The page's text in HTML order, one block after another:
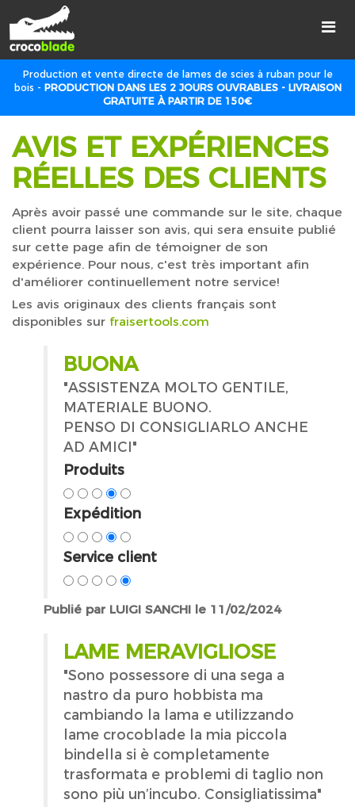
Production et vente directe de lames de scies à ruban pour le
bois - PRODUCTION DANS LES 2 JOURS OUVRABLES - LIVRAISON
GRATUITE À PARTIR DE 150€
AVIS ET EXPÉRIENCES
RÉELLES DES CLIENTS
Après avoir passé une commande sur le site, chaque
client pourra laisser son avis, qui sera ensuite publié
sur cette page afin de témoigner de son
expérience. Pour nous, c'est très important afin
d'améliorer continuellement notre service!
Les avis originaux des clients français sont
disponibles sur fraisertools.com
BUONA
"ASSISTENZA MOLTO GENTILE,
MATERIALE BUONO.
PENSO DI CONSIGLIARLO ANCHE
AD AMICI"
Produits
Expédition
Service client
Publié par LUIGI SANCHI le 11/02/2024
LAME MERAVIGLIOSE
"Sono possessore di una sega a
nastro da puro hobbista ma
cambiando la lama e utilizzando
lame crocoblade la mia piccola
bindella si è completamente
trasformata e problemi di taglio non
sono più un’incubo. Consigliatissima"